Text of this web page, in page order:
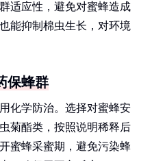
适应性，避免对蜜蜂造成
能抑制棉虫生长，对环境
保蜂群
化学防治。选择对蜜蜂安
菊酯类，按照说明稀释后
蜜蜂采蜜期，避免污染蜂